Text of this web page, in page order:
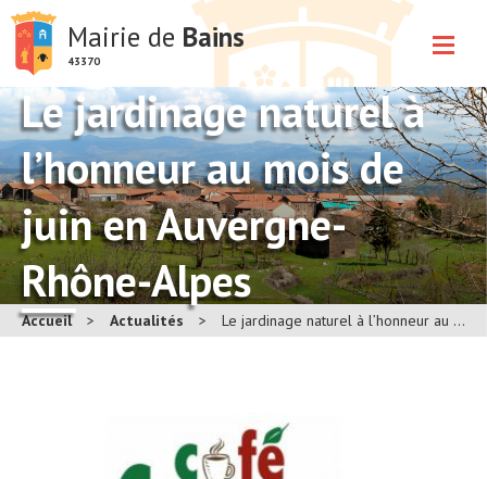
Mairie de Bains
43370
Le jardinage naturel à
l’honneur au mois de
juin en Auvergne-
Rhône-Alpes
Accueil > Actualités > Le jardinage naturel à l’honneur au mois de juin en Auvergne-Rhône-Alpes